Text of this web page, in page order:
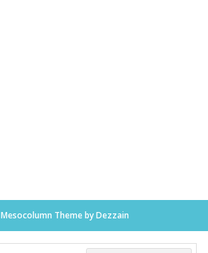
Mesocolumn Theme by Dezzain